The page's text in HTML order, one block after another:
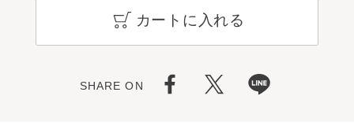
カートに入れる
SHARE ON